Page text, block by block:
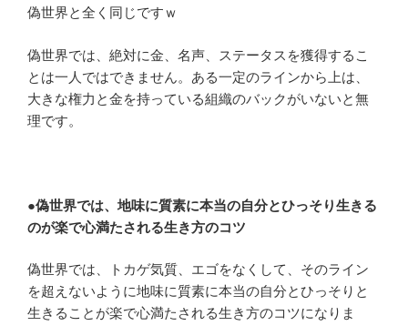
偽世界と全く同じですｗ
偽世界では、絶対に金、名声、ステータスを獲得するこ
とは一人ではできません。ある一定のラインから上は、
大きな権力と金を持っている組織のバックがいないと無
理です。
●偽世界では、地味に質素に本当の自分とひっそり生きる
のが楽で心満たされる生き方のコツ
偽世界では、トカゲ気質、エゴをなくして、そのライン
を超えないように地味に質素に本当の自分とひっそりと
生きることが楽で心満たされる生き方のコツになりま